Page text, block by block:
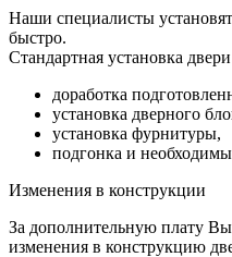
Наши специалисты
быстро.
Стандартная установка
доработка
установка дверного
установка фурнитуры,
подгонка и
Изменения в конструкции
За дополнительную плату
изменения в конструкцию